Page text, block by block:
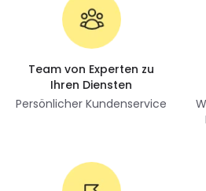
Team von Experten zu
Ihren Diensten
Persönlicher Kundenservice